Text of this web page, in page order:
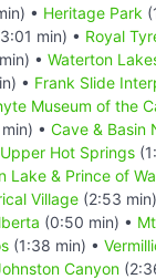
• Heritage Park
min) • Royal
• Waterton
• Frank Slide
Museum of the
• Cave & Basin
Upper Hot Springs
Lake & Prince of
Village (2:53
(0:50 min) •
(1:38 min) •
Canyon